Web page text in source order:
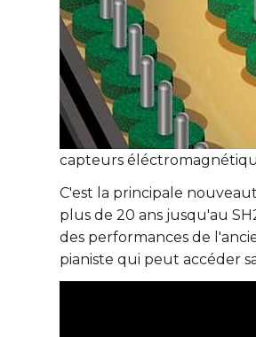
capteurs
C'est la principale
plus de 20 ans jusqu'au
des performances de
pianiste qui peut accéder